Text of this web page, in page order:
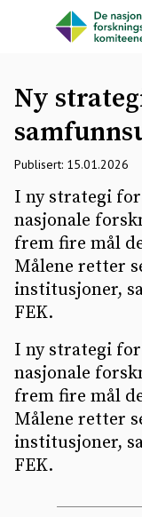
Ny
Publisert: 15.01.2026
I ny strategi for
nasjonale
frem fire mål
Målene retter
institusjoner,
FEK.
I ny strategi for
nasjonale
frem fire mål
Målene retter
institusjoner,
FEK.